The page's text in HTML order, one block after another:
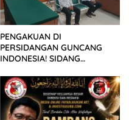
PENGAKUAN DI
PERSIDANGAN GUNCANG
INDONESIA! SIDANG
KELUARGA KORBAN
MENGAMUK DI PN MALANG